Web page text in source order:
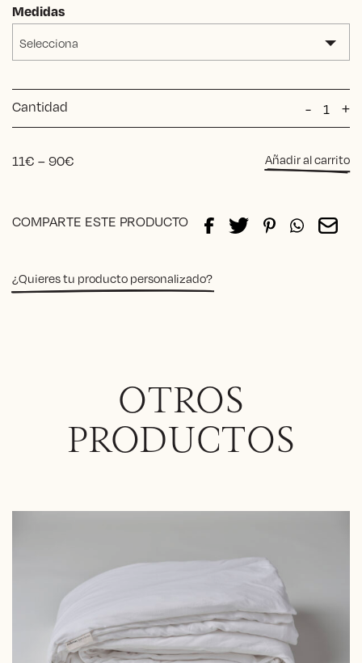
Medidas
Selecciona
Cantidad -
Toalla
+
11€ –90€
90€
Añadir al carrito
COMPARTE ESTE PRODUCTO
¿Quieres tu producto personalizado?
OTROS
PRODUCTOS